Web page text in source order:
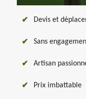
Devis et
Sans
Artisan
Prix imbattable